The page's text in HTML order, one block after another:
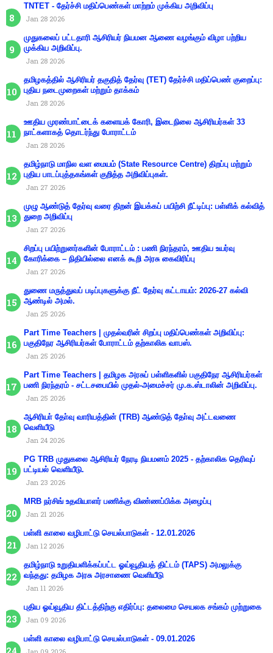
TNTET - தேர்ச்சி மதிப்பெண்கள் மாற்றம் முக்கிய அறிவிப்பு
Jan 28 2026
முதுகலைப் பட்டதாரி ஆசிரியர் நியமன ஆணை வழங்கும் விழா பற்றிய
முக்கிய அறிவிப்பு.
Jan 28 2026
தமிழகத்தில் ஆசிரியர் தகுதித் தேர்வு (TET) தேர்ச்சி மதிப்பெண் குறைப்பு:
புதிய நடைமுறைகள் மற்றும் தாக்கம்
Jan 28 2026
ஊதிய முரண்பாட்டைக் களையக் கோரி, இடைநிலை ஆசிரியர்கள் 33
நாட்களாகத் தொடர்ந்து போராட்டம்
Jan 28 2026
தமிழ்நாடு மாநில வள மையம் (State Resource Centre) திறப்பு மற்றும்
புதிய பாடப்புத்தகங்கள் குறித்த அறிவிப்புகள்.
Jan 27 2026
முழு ஆண்டுத் தேர்வு வரை திறன் இயக்கப் பயிற்சி நீட்டிப்பு: பள்ளிக் கல்வித்
துறை அறிவிப்பு
Jan 27 2026
சிறப்பு பயிற்றுனர்களின் போராட்டம் : பணி நிரந்தரம், ஊதிய உயர்வு
கோரிக்கை – நிதியில்லை எனக் கூறி அரசு கைவிரிப்பு
Jan 27 2026
துணை மருத்துவப் படிப்புகளுக்கு நீட் தேர்வு கட்டாயம்: 2026-27 கல்வி
ஆண்டில் அமல்.
Jan 25 2026
Part Time Teachers | முதல்வரின் சிறப்பு மதிப்பெண்கள் அறிவிப்பு:
பகுதிநேர ஆசிரியர்கள் போராட்டம் தற்காலிக வாபஸ்.
Jan 25 2026
Part Time Teachers | தமிழக அரசுப் பள்ளிகளில் பகுதிநேர ஆசிரியர்கள்
பணி நிரந்தரம் - சட்டசபையில் முதல்-அமைச்சர் மு.க.ஸ்டாலின் அறிவிப்பு.
Jan 25 2026
ஆசிரியா் தோ்வு வாரியத்தின் (TRB) ஆண்டுத் தோ்வு அட்டவணை
வெளியீடு
Jan 24 2026
PG TRB முதுகலை ஆசிரியர் நேரடி நியமனம் 2025 - தற்காலிக தெரிவுப்
பட்டியல் வெளியீடு.
Jan 23 2026
MRB நர்சிங் உதவியாளர் பணிக்கு விண்ணப்பிக்க அழைப்பு
Jan 21 2026
பள்ளி காலை வழிபாட்டு செயல்பாடுகள் - 12.01.2026
Jan 12 2026
தமிழ்நாடு உறுதியளிக்கப்பட்ட ஓய்வூதியத் திட்டம் (TAPS) அமலுக்கு
வந்தது: தமிழக அரசு அரசாணை வெளியீடு
Jan 11 2026
புதிய ஓய்வூதிய திட்டத்திற்கு எதிர்ப்பு: தலைமை செயலக சங்கம் முற்றுகை
Jan 09 2026
பள்ளி காலை வழிபாட்டு செயல்பாடுகள் - 09.01.2026